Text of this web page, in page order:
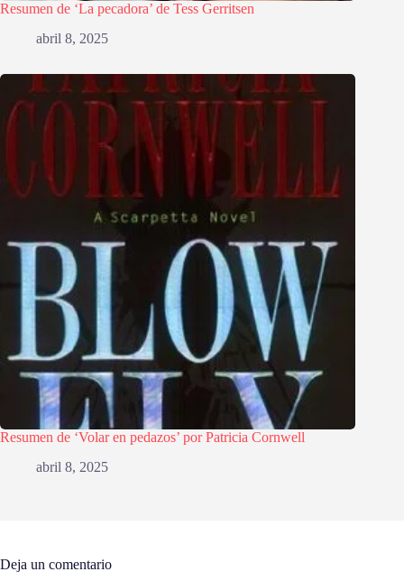
Resumen de ‘La pecadora’ de Tess Gerritsen
abril 8, 2025
Resumen de ‘Volar en pedazos’ por Patricia Cornwell
abril 8, 2025
Deja un comentario